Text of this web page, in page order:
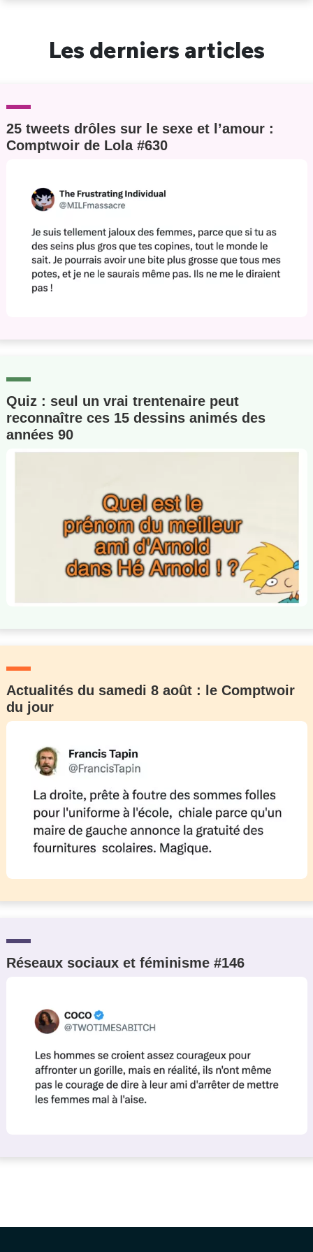
Les derniers articles
25 tweets drôles sur le sexe et l’amour :
Comptwoir de Lola #630
Quiz : seul un vrai trentenaire peut
reconnaître ces 15 dessins animés des
années 90
Actualités du samedi 8 août : le Comptwoir
du jour
Réseaux sociaux et féminisme #146